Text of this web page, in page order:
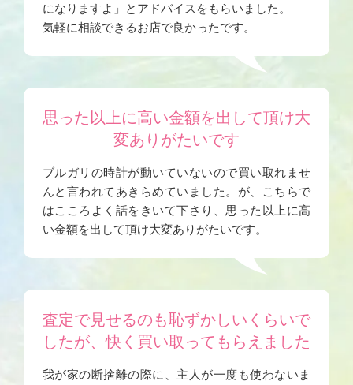
になりますよ」とアドバイスをもらいました。
気軽に相談できるお店で良かったです。
思った以上に高い金額を出して頂け大
変ありがたいです
ブルガリの時計が動いていないので買い取れませ
んと言われてあきらめていました。が、こちらで
はこころよく話をきいて下さり、思った以上に高
い金額を出して頂け大変ありがたいです。
査定で見せるのも恥ずかしいくらいで
したが、快く買い取ってもらえました
我が家の断捨離の際に、主人が一度も使わないま